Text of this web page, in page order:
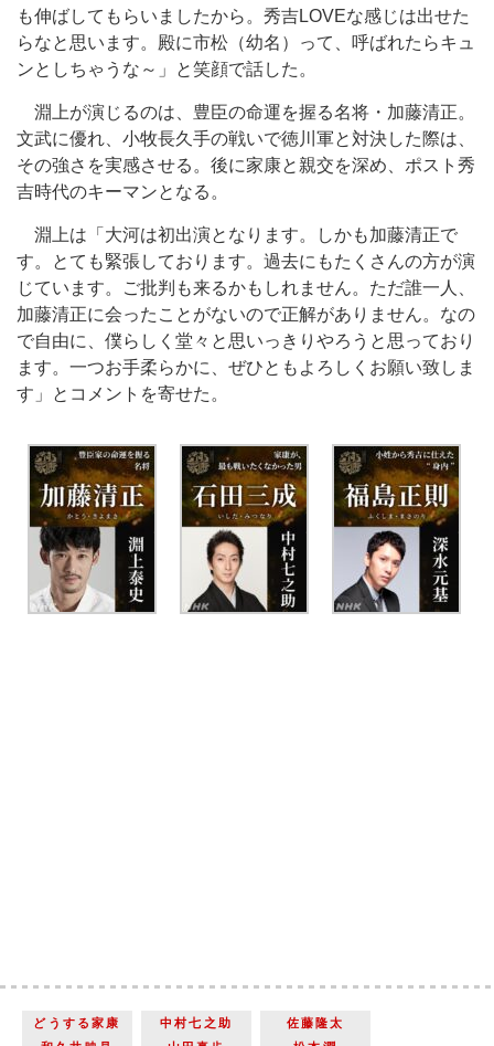
も伸ばしてもらいましたから。秀吉LOVEな感じは出せた
らなと思います。殿に市松（幼名）って、呼ばれたらキュ
ンとしちゃうな～」と笑顔で話した。
淵上が演じるのは、豊臣の命運を握る名将・加藤清正。
文武に優れ、小牧長久手の戦いで徳川軍と対決した際は、
その強さを実感させる。後に家康と親交を深め、ポスト秀
吉時代のキーマンとなる。
淵上は「大河は初出演となります。しかも加藤清正で
す。とても緊張しております。過去にもたくさんの方が演
じています。ご批判も来るかもしれません。ただ誰一人、
加藤清正に会ったことがないので正解がありません。なの
で自由に、僕らしく堂々と思いっきりやろうと思っており
ます。一つお手柔らかに、ぜひともよろしくお願い致しま
す」とコメントを寄せた。
どうする家康 中村七之助
佐藤隆太